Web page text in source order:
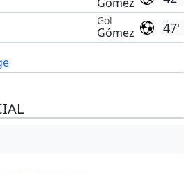
47'
Gol
Gómez